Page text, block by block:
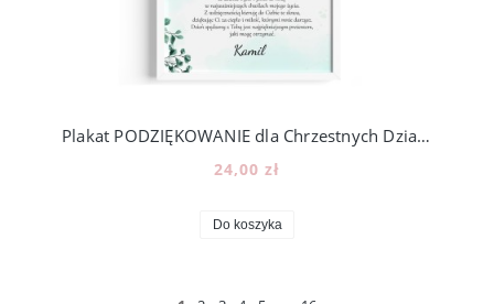
Plakat PODZIĘKOWANIE dla Chrzestnych Dziadków KOMUNIA p21
24,00 zł
Do koszyka